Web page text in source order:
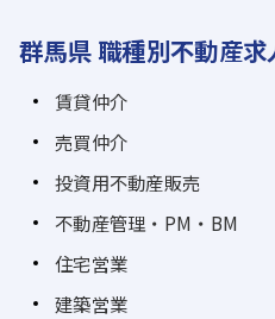
群馬県 職種別不動産求
賃貸仲介
売買仲介
投資用不動産販売
不動産管理・PM・BM
住宅営業
建築営業